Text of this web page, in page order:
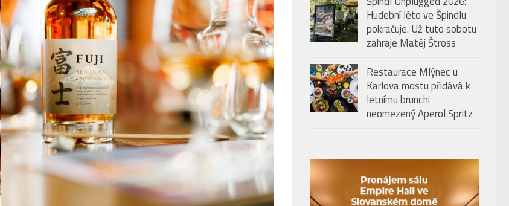
Hudební léto ve Špindlu
pokračuje. Už tuto sobotu
zahraje Matěj Štross
Restaurace Mlýnec u
Karlova mostu přidává k
letnímu brunchi
neomezený Aperol Spritz